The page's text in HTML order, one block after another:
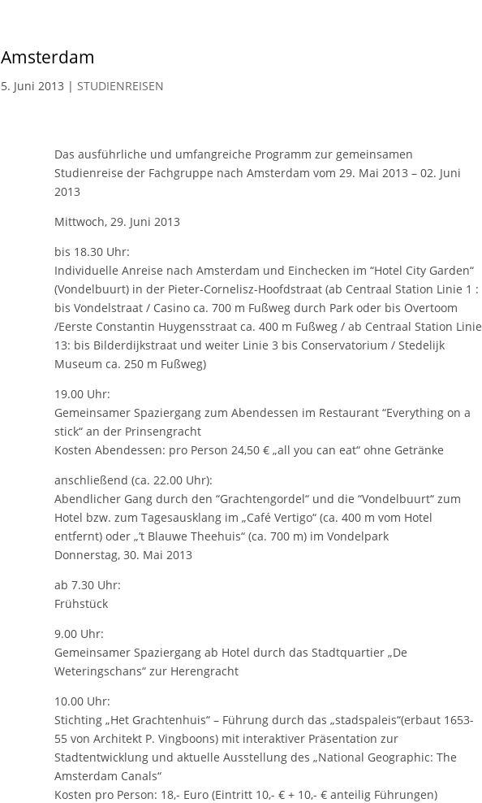
Amsterdam
5. Juni 2013 | STUDIENREISEN
Das ausführliche und umfangreiche Programm zur gemeinsamen
Studienreise der Fachgruppe nach Amsterdam vom 29. Mai 2013 – 02. Juni
2013
Mittwoch, 29. Juni 2013
bis 18.30 Uhr:
Individuelle Anreise nach Amsterdam und Einchecken im “Hotel City Garden“
(Vondelbuurt) in der Pieter-Cornelisz-Hoofdstraat (ab Centraal Station Linie 1 :
bis Vondelstraat / Casino ca. 700 m Fußweg durch Park oder bis Overtoom
/Eerste Constantin Huygensstraat ca. 400 m Fußweg / ab Centraal Station Linie
13: bis Bilderdijkstraat und weiter Linie 3 bis Conservatorium / Stedelijk
Museum ca. 250 m Fußweg)
19.00 Uhr:
Gemeinsamer Spaziergang zum Abendessen im Restaurant “Everything on a
stick“ an der Prinsengracht
Kosten Abendessen: pro Person 24,50 € „all you can eat“ ohne Getränke
anschließend (ca. 22.00 Uhr):
Abendlicher Gang durch den “Grachtengordel“ und die “Vondelbuurt“ zum
Hotel bzw. zum Tagesausklang im „Café Vertigo“ (ca. 400 m vom Hotel
entfernt) oder „’t Blauwe Theehuis“ (ca. 700 m) im Vondelpark
Donnerstag, 30. Mai 2013
ab 7.30 Uhr:
Frühstück
9.00 Uhr:
Gemeinsamer Spaziergang ab Hotel durch das Stadtquartier „De
Weteringschans“ zur Herengracht
10.00 Uhr:
Stichting „Het Grachtenhuis“ – Führung durch das „stadspaleis“(erbaut 1653-
55 von Architekt P. Vingboons) mit interaktiver Präsentation zur
Stadtentwicklung und aktuelle Ausstellung des „National Geographic: The
Amsterdam Canals“
Kosten pro Person: 18,- Euro (Eintritt 10,- € + 10,- € anteilig Führungen)